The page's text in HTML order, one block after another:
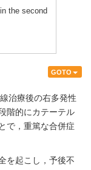
the second
GOTO
治療後の右多発性
階的にカテーテル
で，重篤な合併症
を起こし，予後不